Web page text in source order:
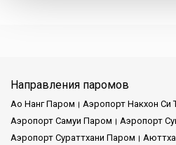
Направления паромов
Ао Нанг Паром
Аэропорт Накхон Си
Аэропорт Самуи Паром
Аэропорт
Аэропорт Сураттхани Паром